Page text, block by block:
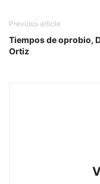
Previous article
Tiempos de oprobio,
Ortiz